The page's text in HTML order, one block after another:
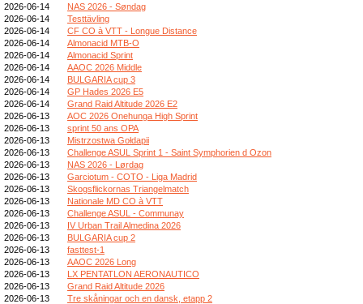
2026-06-14
NAS 2026 - Søndag
2026-06-14
Testtävling
2026-06-14
CF CO à VTT - Longue Distance
2026-06-14
Almonacid MTB-O
2026-06-14
Almonacid Sprint
2026-06-14
AAOC 2026 Middle
2026-06-14
BULGARIA cup 3
2026-06-14
GP Hades 2026 E5
2026-06-14
Grand Raid Altitude 2026 E2
2026-06-13
AOC 2026 Onehunga High Sprint
2026-06-13
sprint 50 ans OPA
2026-06-13
Mistrzostwa Gołdapii
2026-06-13
Challenge ASUL Sprint 1 - Saint Symphorien d Ozon
2026-06-13
NAS 2026 - Lørdag
2026-06-13
Garciotum - COTO - Liga Madrid
2026-06-13
Skogsflickornas Triangelmatch
2026-06-13
Nationale MD CO à VTT
2026-06-13
Challenge ASUL - Communay
2026-06-13
IV Urban Trail Almedina 2026
2026-06-13
BULGARIA cup 2
2026-06-13
fasttest-1
2026-06-13
AAOC 2026 Long
2026-06-13
LX PENTATLON AERONAUTICO
2026-06-13
Grand Raid Altitude 2026
2026-06-13
Tre skåningar och en dansk, etapp 2